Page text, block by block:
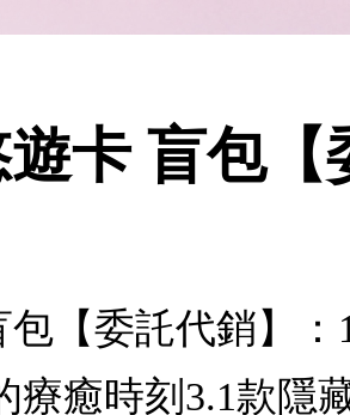
卡 盲包【
包【委託代銷】
癒時刻3.1款隱